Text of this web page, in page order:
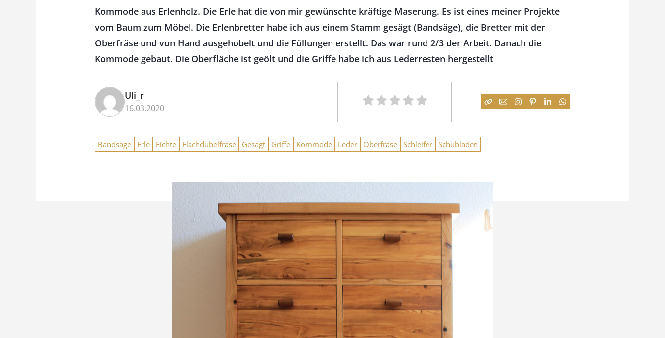
Kommode aus Erlenholz. Die Erle hat die von mir gewünschte kräftige Maserung. Es ist eines meiner Projekte
vom Baum zum Möbel. Die Erlenbretter habe ich aus einem Stamm gesägt (Bandsäge), die Bretter mit der
Oberfräse und von Hand ausgehobelt und die Füllungen erstellt. Das war rund 2/3 der Arbeit. Danach die
Kommode gebaut. Die Oberfläche ist geölt und die Griffe habe ich aus Lederresten hergestellt
Uli_r
16.03.2020
Bandsäge Erle Fichte Flachdübelfräse Gesägt Griffe Kommode Leder Oberfräse Schleifer Schubladen